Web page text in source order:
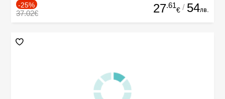
-25%
37.02€ 27.61
€ / 54лв.